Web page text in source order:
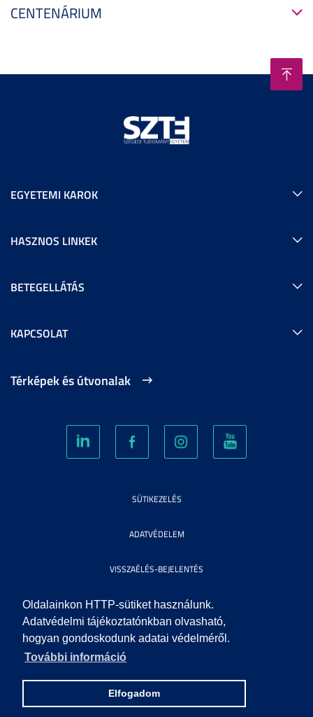
Oldalainkon HTTP-sütiket használunk.
Adatvédelmi tájékoztatónkban olvasható,
hogyan gondoskodunk adatai védelméről.
További információ
Elfogadom
CENTENÁRIUM
EGYETEMI KAROK
HASZNOS LINKEK
BETEGELLÁTÁS
KAPCSOLAT
Térképek és útvonalak
SÜTIKEZELÉS
ADATVÉDELEM
VISSZAÉLÉS-BEJELENTÉS
KÖZÉRDEKŰ ADATOK
IMPRESSZUM